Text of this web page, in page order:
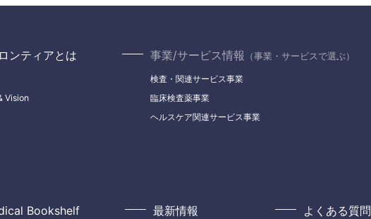
ンティアとは
Vision
事業/サービス情報 （事業・サービスで選ぶ）
検査・関連サービス事業
臨床検査薬事業
ヘルスケア関連サービス事業
Bookshelf 最新情報 よくある質問